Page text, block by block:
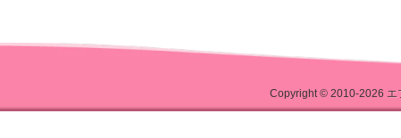
Copyright © 2010-2026 エ